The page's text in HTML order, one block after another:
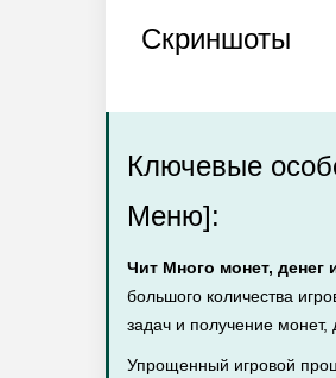
Скриншоты
Ключевые
Меню]:
Чит Много монет, денег
большого количества
задач и получение монет,
Упрощенный игровой